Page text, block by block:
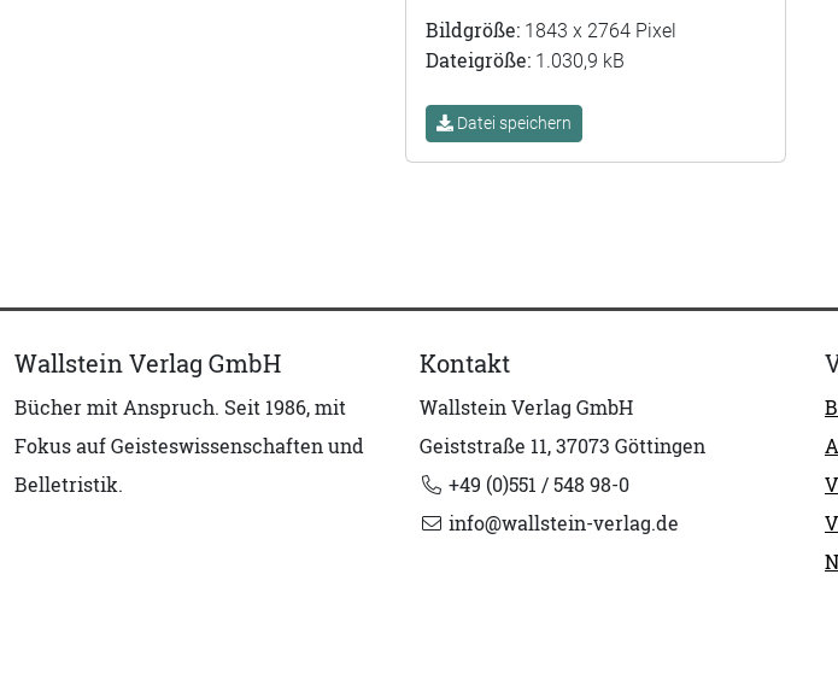
Bildgröße: 1843 x 2764 Pixel
Dateigröße: 1.030,9 kB
Datei speichern
Wallstein Verlag GmbH
Bücher mit Anspruch. Seit 1986, mit
Fokus auf Geisteswissenschaften und
Belletristik.
Kontakt
Wallstein Verlag GmbH
Geiststraße 11, 37073 Göttingen
+49 (0)551 / 548 98-0
info@wallstein-verlag.de